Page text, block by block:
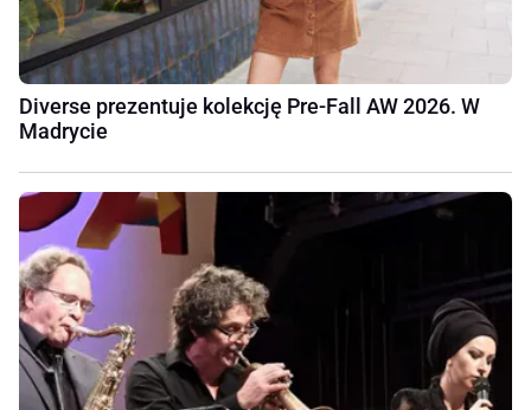
Diverse prezentuje kolekcję Pre-Fall AW 2026. W
Madrycie